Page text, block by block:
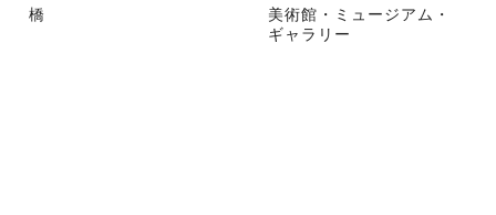
橋
美術館・ミュージアム・
ギャラリー